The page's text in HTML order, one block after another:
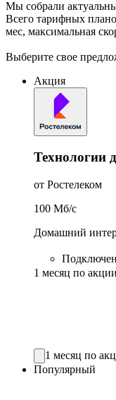
Мы собрали
Всего тарифных
мес, максимальная
Выберите свое
Акция
Технологии
от Ростелеком
100 Мб/c
Домашний
1 месяц по акции
1 месяц по
Популярный